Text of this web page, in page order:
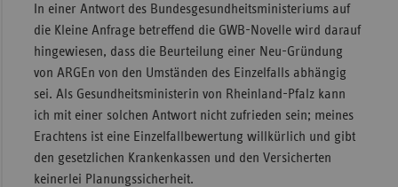
In einer Antwort des Bundesgesundheitsministeriums auf
die Kleine Anfrage betreffend die GWB-Novelle wird darauf
hingewiesen, dass die Beurteilung einer Neu-Gründung
von ARGEn von den Umständen des Einzelfalls abhängig
sei. Als Gesundheitsministerin von Rheinland-Pfalz kann
ich mit einer solchen Antwort nicht zufrieden sein; meines
Erachtens ist eine Einzelfallbewertung willkürlich und gibt
den gesetzlichen Krankenkassen und den Versicherten
keinerlei Planungssicherheit.